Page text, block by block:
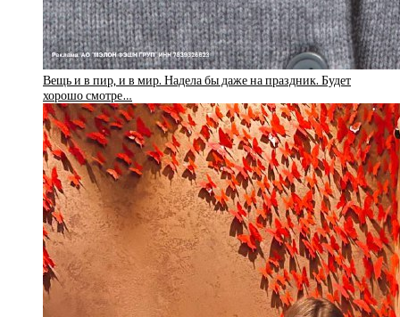
Вещь и в пир, и в мир. Надела бы даже на праздник. Будет
хорошо смотре…